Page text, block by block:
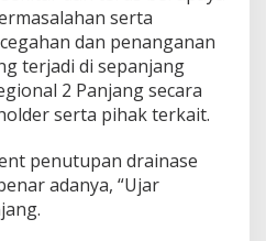
serta
dan penanganan
terjadi di sepanjang
2 Panjang secara
serta pihak terkait.
penutupan drainase
adanya, “Ujar